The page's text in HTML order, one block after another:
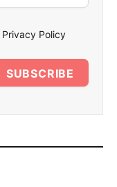
Privacy Policy
SUBSCRIBE